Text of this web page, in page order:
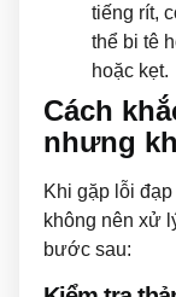
tiếng rít,
thể bi tê
hoặc kẹt.
Cách
nhưng
Khi gặp lỗi
không nên xử
bước sau: